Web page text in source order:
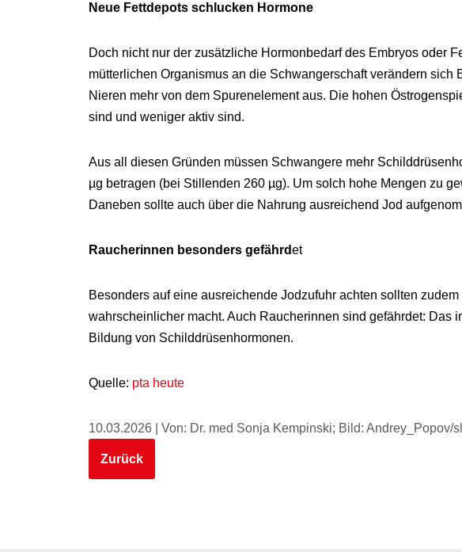
Neue Fettdepots schlucken Hormone
Doch nicht nur der zusätzliche Hormonbedarf des Embryos oder
mütterlichen Organismus an die Schwangerschaft verändern
Nieren mehr von dem Spurenelement aus. Die hohen
sind und weniger aktiv sind.
Aus all diesen Gründen müssen Schwangere mehr
µg betragen (bei Stillenden 260 µg). Um solch hohe Mengen zu
Daneben sollte auch über die Nahrung ausreichend Jod
Raucherinnen besonders gefährdet
Besonders auf eine ausreichende Jodzufuhr achten sollten
wahrscheinlicher macht. Auch Raucherinnen sind gefährdet:
Bildung von Schilddrüsenhormonen.
Quelle: pta heute
10.03.2026 | Von: Dr. med Sonja Kempinski; Bild: Andrey_Popov/
Zurück